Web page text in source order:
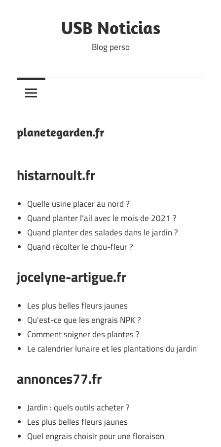
USB Noticias
Blog perso
planetegarden.fr
histarnoult.fr
Quelle usine placer au nord ?
Quand planter l’ail avec le mois de 2021 ?
Quand planter des salades dans le jardin ?
Quand récolter le chou-fleur ?
jocelyne-artigue.fr
Les plus belles fleurs jaunes
Qu’est-ce que les engrais NPK ?
Comment soigner des plantes ?
Le calendrier lunaire et les plantations du jardin
annonces77.fr
Jardin : quels outils acheter ?
Les plus belles fleurs jaunes
Quel engrais choisir pour une floraison